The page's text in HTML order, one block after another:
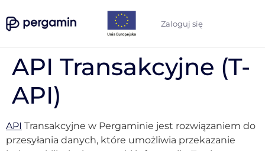
Zaloguj się
API Transakcyjne (T-
API)
API Transakcyjne w Pergaminie jest rozwiązaniem do
przesyłania danych, które umożliwia przekazanie